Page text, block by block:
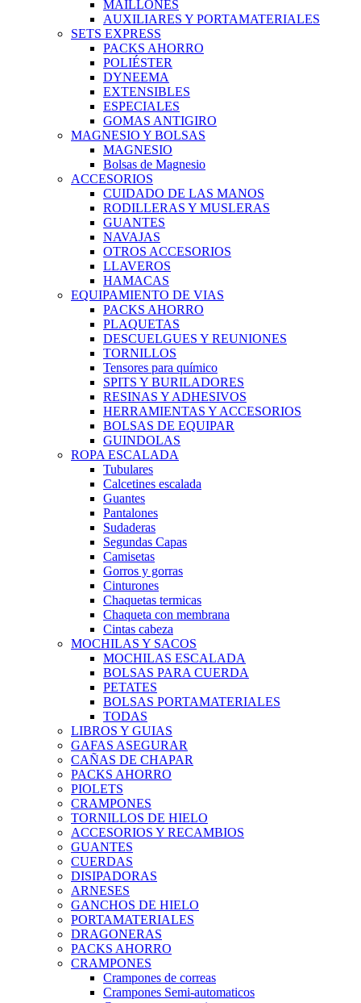
MAILLONES
AUXILIARES Y PORTAMATERIALES
SETS EXPRESS
PACKS AHORRO
POLIÉSTER
DYNEEMA
EXTENSIBLES
ESPECIALES
GOMAS ANTIGIRO
MAGNESIO Y BOLSAS
MAGNESIO
Bolsas de Magnesio
ACCESORIOS
CUIDADO DE LAS MANOS
RODILLERAS Y MUSLERAS
GUANTES
NAVAJAS
OTROS ACCESORIOS
LLAVEROS
HAMACAS
EQUIPAMIENTO DE VIAS
PACKS AHORRO
PLAQUETAS
DESCUELGUES Y REUNIONES
TORNILLOS
Tensores para químico
SPITS Y BURILADORES
RESINAS Y ADHESIVOS
HERRAMIENTAS Y ACCESORIOS
BOLSAS DE EQUIPAR
GUINDOLAS
ROPA ESCALADA
Tubulares
Calcetines escalada
Guantes
Pantalones
Sudaderas
Segundas Capas
Camisetas
Gorros y gorras
Cinturones
Chaquetas termicas
Chaqueta con membrana
Cintas cabeza
MOCHILAS Y SACOS
MOCHILAS ESCALADA
BOLSAS PARA CUERDA
PETATES
BOLSAS PORTAMATERIALES
TODAS
LIBROS Y GUIAS
GAFAS ASEGURAR
CAÑAS DE CHAPAR
PACKS AHORRO
PIOLETS
CRAMPONES
TORNILLOS DE HIELO
ACCESORIOS Y RECAMBIOS
GUANTES
CUERDAS
DISIPADORAS
ARNESES
GANCHOS DE HIELO
PORTAMATERIALES
DRAGONERAS
PACKS AHORRO
CRAMPONES
Crampones de correas
Crampones Semi-automaticos